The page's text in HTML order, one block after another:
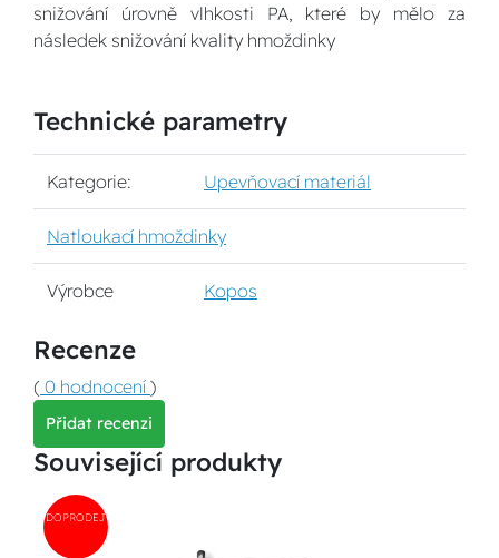
snižování úrovně vlhkosti PA, které by mělo za
následek snižování kvality hmoždinky
Technické parametry
Kategorie: Upevňovací materiál
Natloukací hmoždinky
Výrobce Kopos
Recenze
( 0 hodnocení )
Přidat recenzi
Související produkty
DOPRODEJ